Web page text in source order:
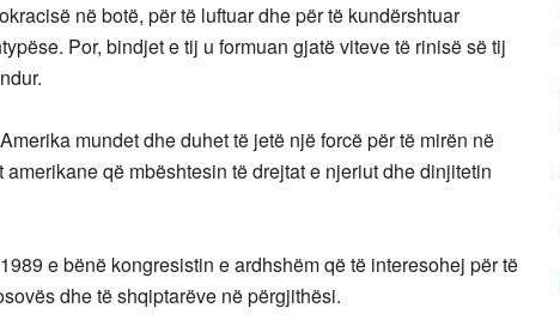
në botë, për të luftuar dhe për të kundërshtuar
Por, bindjet e tij u formuan gjatë viteve të rinisë së tij
mundet dhe duhet të jetë një forcë për të mirën në
që mbështesin të drejtat e njeriut dhe dinjitetin
e bënë kongresistin e ardhshëm që të interesohej për të
dhe të shqiptarëve në përgjithësi.